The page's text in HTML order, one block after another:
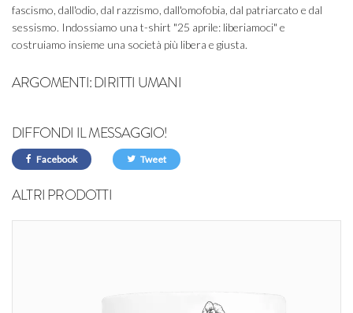
fascismo, dall'odio, dal razzismo, dall'omofobia, dal patriarcato e dal
sessismo. Indossiamo una t-shirt "25 aprile: liberiamoci" e
costruiamo insieme una società più libera e giusta.
ARGOMENTI:DIRITTI UMANI
DIFFONDI IL MESSAGGIO!
Facebook Tweet
ALTRI PRODOTTI